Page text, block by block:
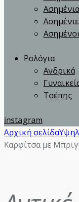
Ρολόγια
Ανδρικά
Τσέπης
instagram
Αρχική σελίδα
Καρφίτσα με